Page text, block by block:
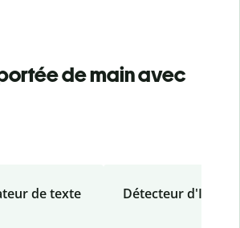
de main avec
de texte Détecteur d'IA